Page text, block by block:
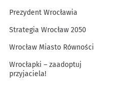
Prezydent Wrocławia
Strategia Wrocław 2050
Wrocław Miasto Równości
Wrocłapki – zaadoptuj
przyjaciela!